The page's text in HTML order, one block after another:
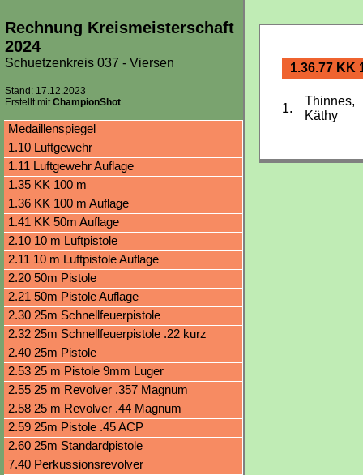
Rechnung Kreismeisterschaft
2024
Schuetzenkreis 037 - Viersen
Stand: 17.12.2023
Erstellt mitChampionShot
Medaillenspiegel
1.10 Luftgewehr
1.11 Luftgewehr Auflage
1.35 KK 100 m
1.36 KK 100 m Auflage
1.41 KK 50m Auflage
2.10 10 m Luftpistole
2.11 10 m Luftpistole Auflage
2.20 50m Pistole
2.21 50m Pistole Auflage
2.30 25m Schnellfeuerpistole
2.32 25m Schnellfeuerpistole .22 kurz
2.40 25m Pistole
2.53 25 m Pistole 9mm Luger
2.55 25 m Revolver .357 Magnum
2.58 25 m Revolver .44 Magnum
2.59 25m Pistole .45 ACP
2.60 25m Standardpistole
7.40 Perkussionsrevolver
1.36.77 KK
1.
Thinnes,
Käthy